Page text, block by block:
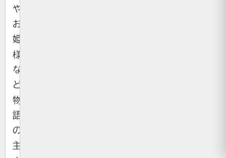
や
お
姫
様
な
ど
物
語
の
主